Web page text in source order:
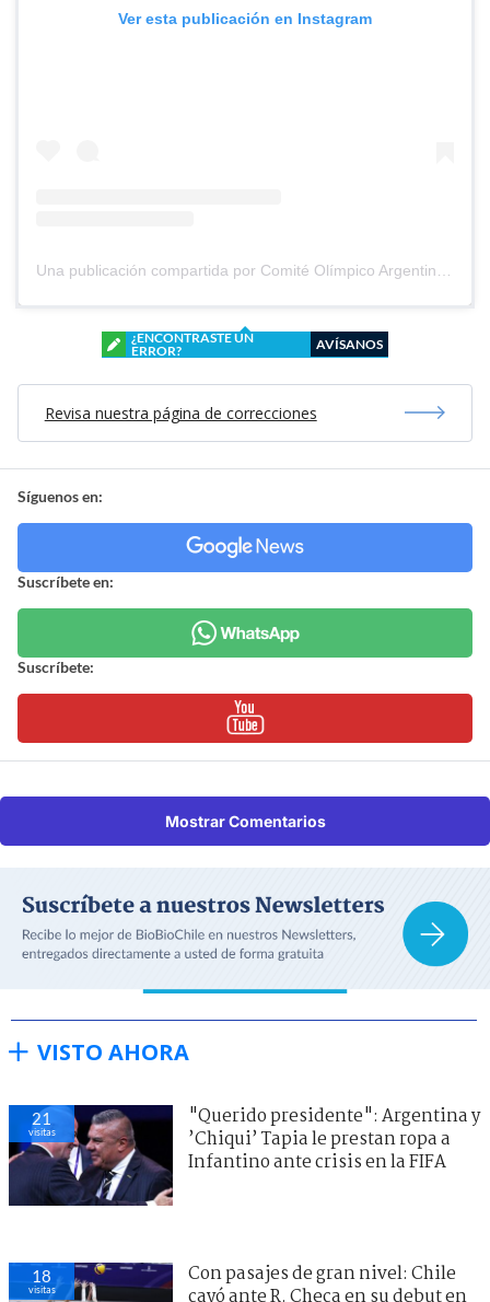
Ver esta publicación en Instagram
¿ENCONTRASTE UN
ERROR?
AVÍSANOS
Revisa nuestra página de correcciones
Síguenos en:
Suscríbete en:
Suscríbete:
Mostrar Comentarios
VISTO AHORA
21
visitas
"Querido presidente": Argentina y
’Chiqui’ Tapia le prestan ropa a
Infantino ante crisis en la FIFA
18
visitas
Con pasajes de gran nivel: Chile